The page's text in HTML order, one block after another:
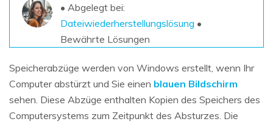
Weitere Produkte
Repairit - Datenreparatur
UBackit - Datensicherung
• Abgelegt bei:
Dateiwiederherstellungslösung •
Bewährte Lösungen
Speicherabzüge werden von Windows erstellt, wenn Ihr
Computer abstürzt und Sie einen blauen Bildschirm
sehen. Diese Abzüge enthalten Kopien des Speichers des
Computersystems zum Zeitpunkt des Absturzes. Die